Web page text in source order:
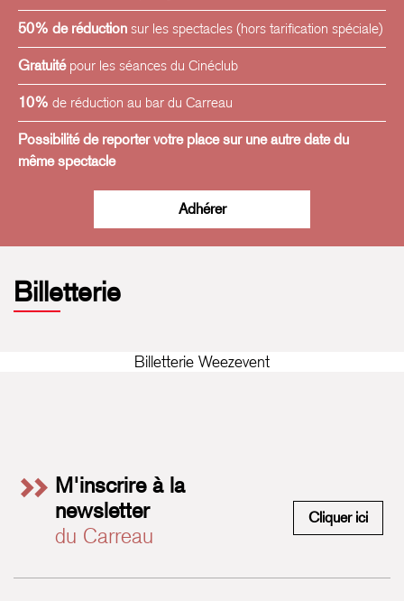
50% de réduction sur les spectacles (hors tarification spéciale)
Gratuitépour les séances du Cinéclub
10% de réduction au bar du Carreau
Possibilité de reporter votre place sur une autre date du
même spectacle
Adhérer
Billetterie
Billetterie Weezevent
M'inscrire à la
newsletter
du Carreau
Cliquer ici